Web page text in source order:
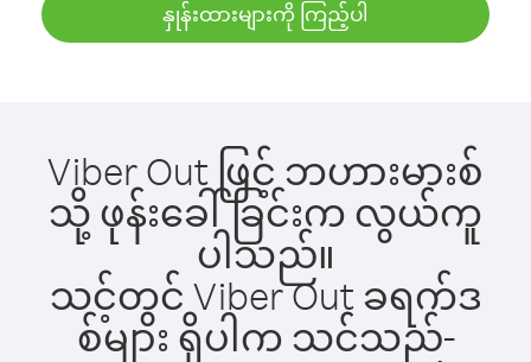
နှုန်းထားများကို ကြည့်ပါ
Viber Out ဖြင့် ဘဟားမားစ်
သို့ ဖုန်းခေါ်ခြင်းက လွယ်ကူ
ပါသည်။
သင့်တွင် Viber Out ခရက်ဒ
စ်များ ရှိပါက သင်သည်-